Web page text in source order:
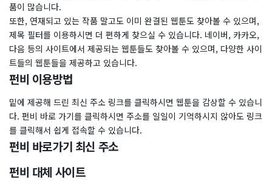
품이 많습니다.
또한, 연재되고 있는 작품 말고도 이미 완결된 웹툰도 찾아볼 수 있으며,
제목 필터를 이용하시면 더 편하게 찾으실 수 있습니다. 네이버, 카카오,
다음 등의 사이트에서 제공되는 웹툰들도 찾아볼 수 있으며, 다양한 사이
트들의 웹툰들을 제공하고 있습니다.
펀비 이용방법
밑에 제공해 드린 최신 주소 링크를 클릭하시면 웹툰을 감상할 수 있습니
다. 펀비 바로 가기를 클릭하시면 주소를 일일이 기억하시지 않아도 링크
를 클릭해서 쉽게 접속할 수 있습니다.
펀비 바로가기 최신 주소
펀비 대체 사이트